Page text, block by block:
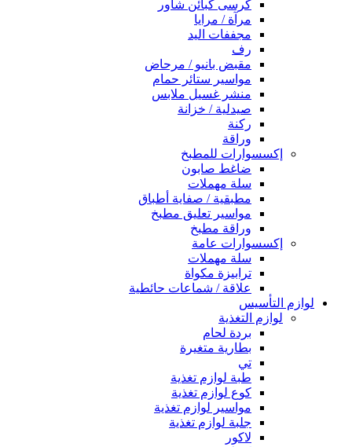
كرسى كبائن شاور
مرآة / مرايا
مجففات اليد
رف
مقبض بانيو / مرحاض
مواسير ستائر حمام
منشر غسيل ملابس
صيدلية / خزانة
ركنة
وراقة
إكسسوارات للمطبخ
ضاغط صابون
سلة مهملات
مطبقية / صفاية أطباق
مواسير تعليق مطبخ
وراقة مطبخ
إكسسوارات عامة
سلة مهملات
ترابيزة مكواة
علاقة / شماعات حائطية
لوازم التأسيس
لوازم التغذية
بردة لحام
بطارية متغيرة
تي
طبة لوازم تغذية
كوع لوازم تغذية
مواسير لوازم تغذية
جلبة لوازم تغذية
لاكور